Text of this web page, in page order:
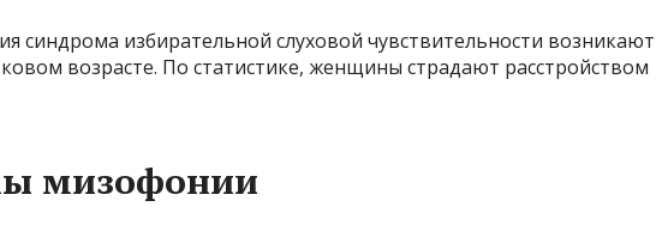
синдрома избирательной слуховой чувствительности возникают
возрасте. По статистике, женщины страдают расстройством
мизофонии